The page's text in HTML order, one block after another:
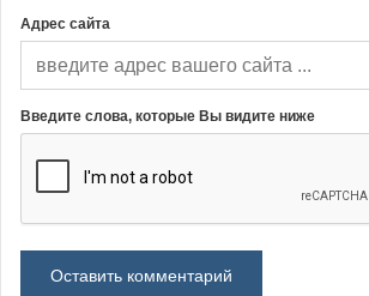
Адрес сайта
Введите слова, которые Вы видите ниже